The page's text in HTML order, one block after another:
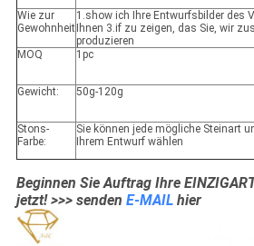
Wie zur
Gewohnheit
1.show ich Ihre Entwurfsbilder des
Ihnen 3.if zu zeigen, das Sie, wir
produzieren
MOQ
1pc
Gewicht: 50g-120g
Stons-
Farbe:
Sie können jede mögliche Steinart
Ihrem Entwurf wählen
Beginnen Sie Auftrag Ihre
jetzt! >>> senden E-MAIL hier